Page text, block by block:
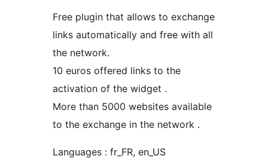
Free plugin that allows to exchange
links automatically and free with all
the network.
10 euros offered links to the
activation of the widget .
More than 5000 websites available
to the exchange in the network .
Languages : fr_FR, en_US